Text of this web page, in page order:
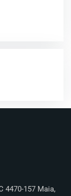
4470-157 Maia,